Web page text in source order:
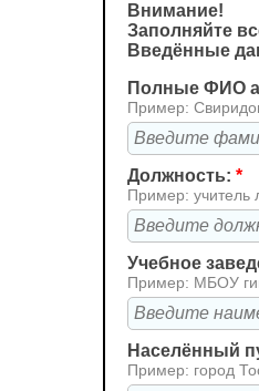
Внимание!
Заполняйте
Введённые
Полные ФИО
Пример:
Должность: *
Пример: учитель
Учебное
Пример: МБОУ
Населённый
Пример: город